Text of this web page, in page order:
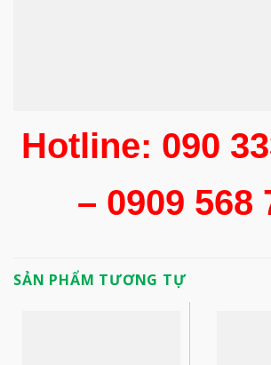
Hotline: 090
– 0909 568
SẢN PHẨM TƯƠNG TỰ